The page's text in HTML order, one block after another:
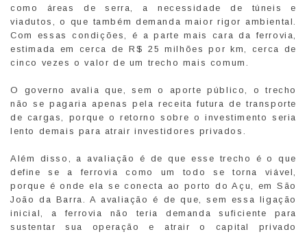
como áreas de serra, a necessidade de túneis e
viadutos, o que também demanda maior rigor ambiental.
Com essas condições, é a parte mais cara da ferrovia,
estimada em cerca de R$ 25 milhões por km, cerca de
cinco vezes o valor de um trecho mais comum.
O governo avalia que, sem o aporte público, o trecho
não se pagaria apenas pela receita futura de transporte
de cargas, porque o retorno sobre o investimento seria
lento demais para atrair investidores privados.
Além disso, a avaliação é de que esse trecho é o que
define se a ferrovia como um todo se torna viável,
porque é onde ela se conecta ao porto do Açu, em São
João da Barra. A avaliação é de que, sem essa ligação
inicial, a ferrovia não teria demanda suficiente para
sustentar sua operação e atrair o capital privado